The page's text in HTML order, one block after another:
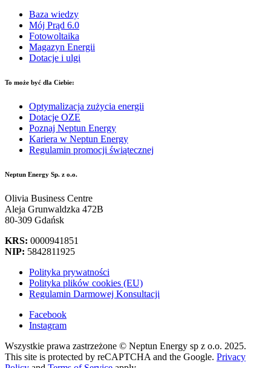
Baza wiedzy
Mój Prąd 6.0
Fotowoltaika
Magazyn Energii
Dotacje i ulgi
To może być dla Ciebie:
Optymalizacja zużycia energii
Dotacje OZE
Poznaj Neptun Energy
Kariera w Neptun Energy
Regulamin promocji świątecznej
Neptun Energy Sp. z o.o.
Olivia Business Centre
Aleja Grunwaldzka 472B
80-309 Gdańsk
KRS: 0000941851
NIP: 5842811925
Polityka prywatności
Polityka plików cookies (EU)
Regulamin Darmowej Konsultacji
Facebook
Instagram
Wszystkie prawa zastrzeżone © Neptun Energy sp z o.o. 2025.
This site is protected by reCAPTCHA and the Google. Privacy